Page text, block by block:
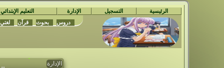
الرئيسية التسجيل الإدارة التعليم الإبتدائي
دروس بحوث قرآن لغتي
الإدارة
تم حدف